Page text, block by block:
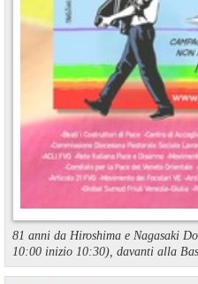
81 anni da Hiroshima e Nagasaki
10:00 inizio 10:30), davanti alla